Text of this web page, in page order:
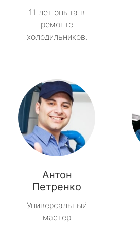
11 лет опыта в
ремонте
холодильников.
Антон
Петренко
Универсальный
мастер